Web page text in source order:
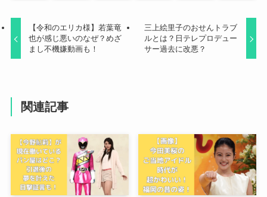
【令和のエリカ様】若葉竜
也が感じ悪いのなぜ？めざ
まし不機嫌動画も！
三上絵里子のおせんトラブ
ルとは？日テレプロデュー
サー過去に改悪？
関連記事